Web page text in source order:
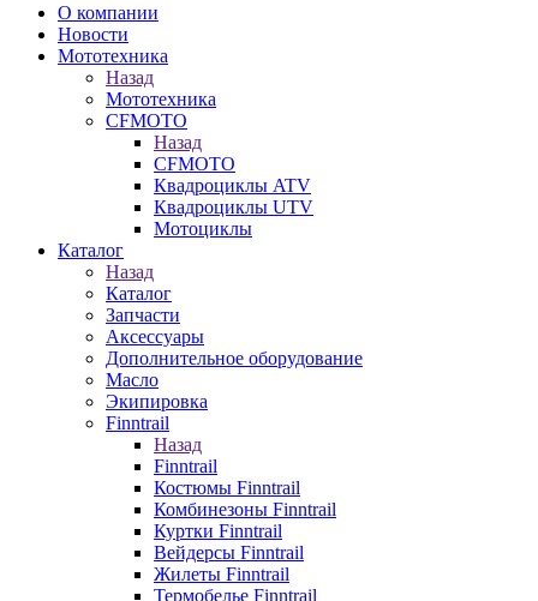
О компании
Новости
Мототехника
Назад
Мототехника
CFMOTO
Назад
CFMOTO
Квадроциклы ATV
Квадроциклы UTV
Мотоциклы
Каталог
Назад
Каталог
Запчасти
Аксессуары
Дополнительное оборудование
Масло
Экипировка
Finntrail
Назад
Finntrail
Костюмы Finntrail
Комбинезоны Finntrail
Куртки Finntrail
Вейдерсы Finntrail
Жилеты Finntrail
Термобелье Finntrail